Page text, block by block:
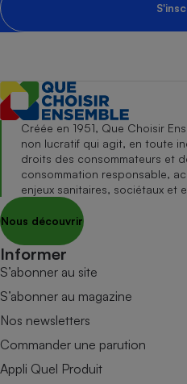
Créée en 1951, Que Choisir
non lucratif qui agit, en toute
droits des consommateurs et
consommation responsable,
enjeux sanitaires, sociétaux et
Nous découvrir
Informer
S’abonner au site
S’abonner au magazine
Nos newsletters
Commander une parution
Appli Quel Produit